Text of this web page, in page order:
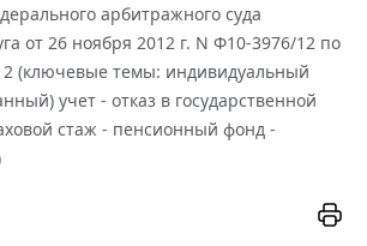
арбитражного суда
от 26 ноября 2012 г. N Ф10-3976/12 по
(ключевые темы: индивидуальный
учет - отказ в государственной
стаж - пенсионный фонд -